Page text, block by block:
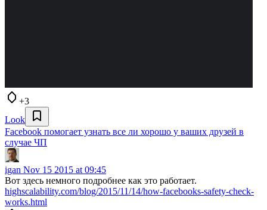
+3
Look
Facebook помогает узнать все ли хорошо у ваших друзей в
случае ЧП
igan Nov 15 2015 at 09:45
Вот здесь немного подробнее как это работает.
highscalability.com/blog/2015/11/14/how-facebooks-safety-check-
works.html